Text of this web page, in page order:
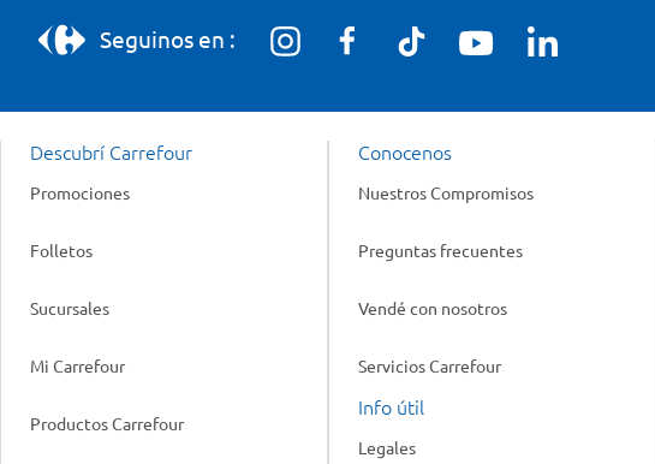
Seguinos en :
Descubrí Carrefour
Promociones
Folletos
Sucursales
Mi Carrefour
Productos Carrefour
Conocenos
Nuestros Compromisos
Preguntas frecuentes
Vendé con nosotros
Servicios Carrefour
Info útil
Legales